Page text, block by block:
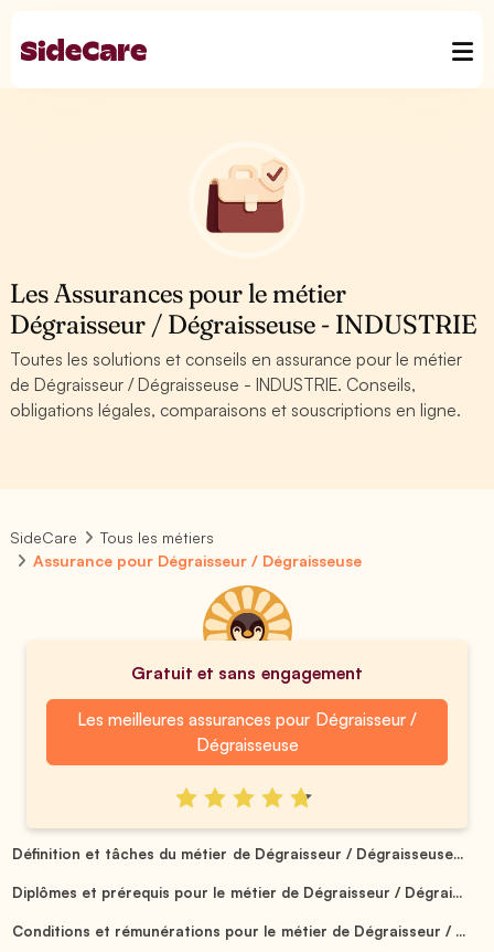
Les Assurances pour le métier
Dégraisseur / Dégraisseuse - INDUSTRIE
Toutes les solutions et conseils en assurance pour le métier
de Dégraisseur / Dégraisseuse - INDUSTRIE. Conseils,
obligations légales, comparaisons et souscriptions en ligne.
SideCare
Tous les métiers
Assurance pour Dégraisseur / Dégraisseuse
Gratuit et sans engagement
Les meilleures assurances pour Dégraisseur /
Dégraisseuse
Définition et tâches du métier de Dégraisseur / Dégraisseuse...
Diplômes et prérequis pour le métier de Dégraisseur / Dégrai...
Conditions et rémunérations pour le métier de Dégraisseur / ...